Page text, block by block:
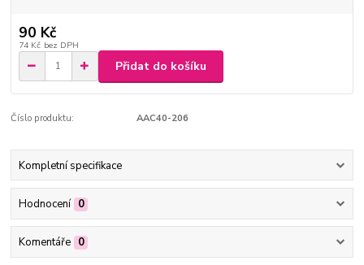
90 Kč
74 Kč bez DPH
Přidat do košíku
Číslo produktu: AAC40-206
Kompletní specifikace
Hodnocení 0
Komentáře 0